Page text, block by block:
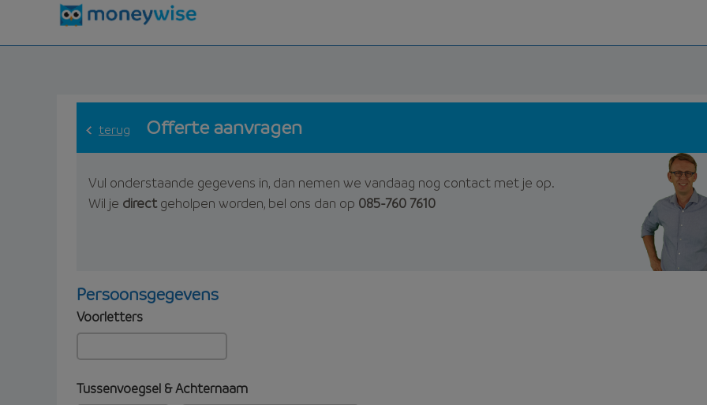
terug Offerte aanvragen
Vul onderstaande gegevens in, dan nemen we vandaag nog contact met je op.
Wil je directgeholpen worden, bel ons dan op 085-760 7610
Persoonsgegevens
Voorletters
Tussenvoegsel & Achternaam